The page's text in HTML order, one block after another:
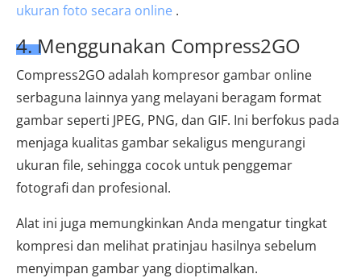
ukuran foto secara online .
4. Menggunakan Compress2GO
Compress2GO adalah kompresor gambar online
serbaguna lainnya yang melayani beragam format
gambar seperti JPEG, PNG, dan GIF. Ini berfokus pada
menjaga kualitas gambar sekaligus mengurangi
ukuran file, sehingga cocok untuk penggemar
fotografi dan profesional.
Alat ini juga memungkinkan Anda mengatur tingkat
kompresi dan melihat pratinjau hasilnya sebelum
menyimpan gambar yang dioptimalkan.